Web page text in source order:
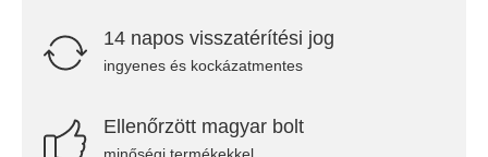
14 napos visszatérítési jog
ingyenes és kockázatmentes
Ellenőrzött magyar bolt